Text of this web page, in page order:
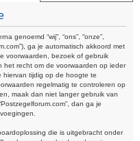
e
genoemd “wij”, “ons”, “onze”,
ga je automatisch akkoord met
voorwaarden, bezoek of gebruik
het recht om de voorwaarden op ieder
hiervan tijdig op de hoogte te
regelmatig te controleren op
maak dan niet langer gebruik van
dan ga je
die is uitgebracht onder